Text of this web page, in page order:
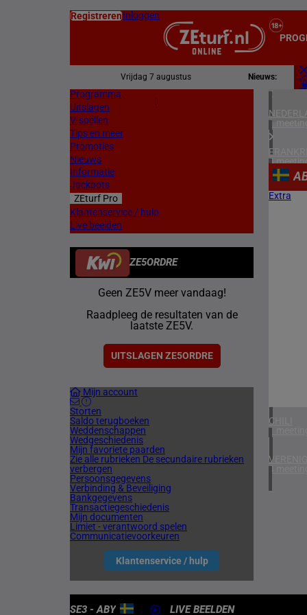
RegistrerenInloggen
Vrijdag 7 augustus Nieuws:
Programma
Uitslagen
V-spellen
Tips en meer
Promoties
Nieuws
Informatie
Jackpots
ZEturf Pro
Klantenservice / hulp
Live beelden
ZE5ORDRE
Geen ZE5V meer vandaag!
Raadpleeg de resultaten van de
laatste ZE5V.
UITSLAGEN ZE5ORDRE
Mijn account
Storten
Saldo terugboeken
Weddenschappen
Wedgeschiedenis
Mijn favoriete paarden
Zie alle rubrieken De secundaire rubrieken
verbergen
Persoonsgegevens
Verbinding & Beveiliging
Bankgegevens
Transactiegeschiedenis
Mijn documenten
Limiet - verantwoord spelen
Communicatievoorkeuren
Klantenservice / hulp
1
4
ZWEDEN
3
CHILI
1
4
Extra
SE3 - ABY LIVE BEELDEN